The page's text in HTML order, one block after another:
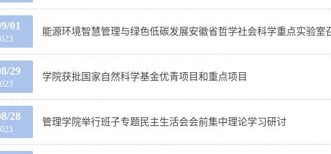
01 能源环境智慧管理与绿色低碳发展安徽省哲学社会科学重点实验室
29 学院获批国家自然科学基金优青项目和重点项目
28 管理学院举行班子专题民主生活会会前集中理论学习研讨